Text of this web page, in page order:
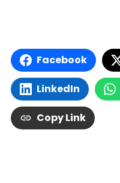
Facebook
LinkedIn
Copy Link